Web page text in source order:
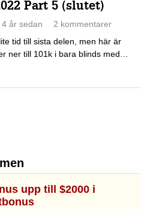
Part 5 (slutet)
år sedan
2 kommentarer
tid till sista delen, men här är
ner till 101k i bara blinds med…
upp till $2000 i